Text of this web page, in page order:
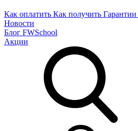
Как оплатить Как получить Гарантии
Новости
Блог FWSchool
Акции